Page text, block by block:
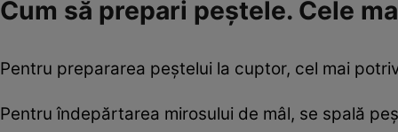
Cum să prepari peştele. Cele
Pentru prepararea peştelui la cuptor, cel mai
Pentru îndepărtarea mirosului de mâl, se spală